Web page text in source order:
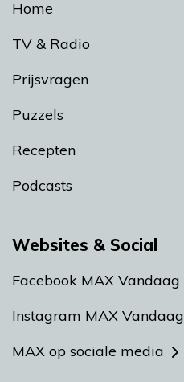
Home
TV & Radio
Prijsvragen
Puzzels
Recepten
Podcasts
Websites & Social
Facebook MAX Vandaag
Instagram MAX Vandaag
MAX op sociale media